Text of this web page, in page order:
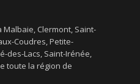
Malbaie, Clermont, Saint-
Coudres, Petite-
des-Lacs, Saint-Irénée,
toute la région de